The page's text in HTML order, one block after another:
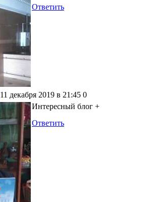
Ответить
11 декабря 2019 в 21:45 0
Интересный блог +
Ответить